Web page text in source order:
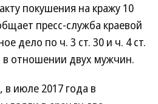
покушения на кражу 10
пресс-служба краевой
дело по ч. 3 ст. 30 и ч. 4 ст.
отношении двух мужчин.
в июле 2017 года в